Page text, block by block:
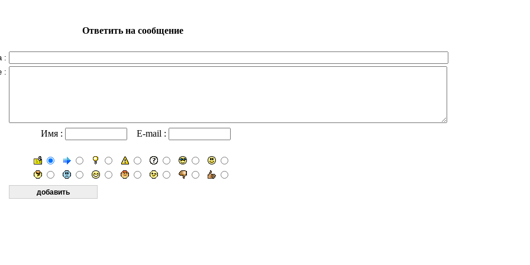
Ответить на сообщение
:
:
Имя : E-mail :